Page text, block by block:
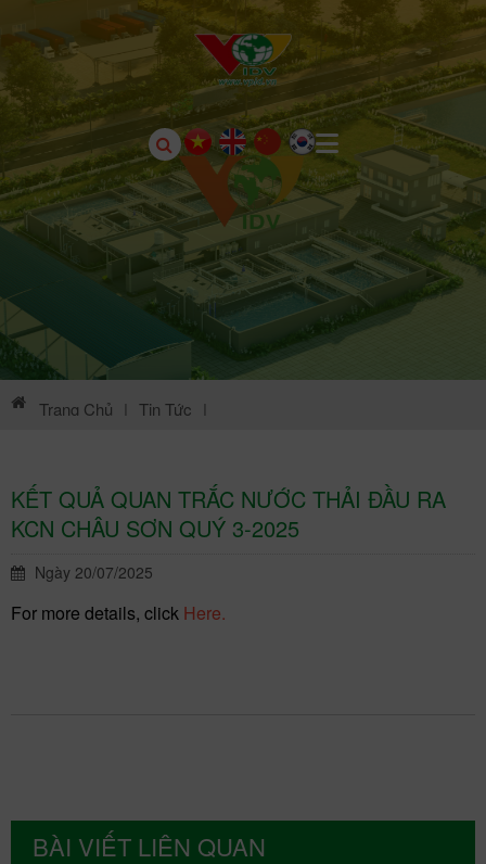
Trang Chủ | Tin Tức |
KẾT QUẢ QUAN TRẮC NƯỚC THẢI ĐẦU RA
KCN CHÂU SƠN QUÝ 3-2025
Ngày 20/07/2025
For more details, click Here.
BÀI VIẾT LIÊN QUAN